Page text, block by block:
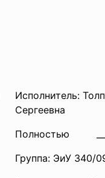
Исполнитель:
Сергеевна
Полностью
Группа: ЭиУ 340/